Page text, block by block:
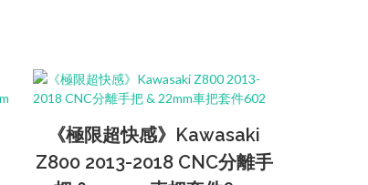
《極限超快感》Kawasaki
Z800 2013-2018 CNC分離手